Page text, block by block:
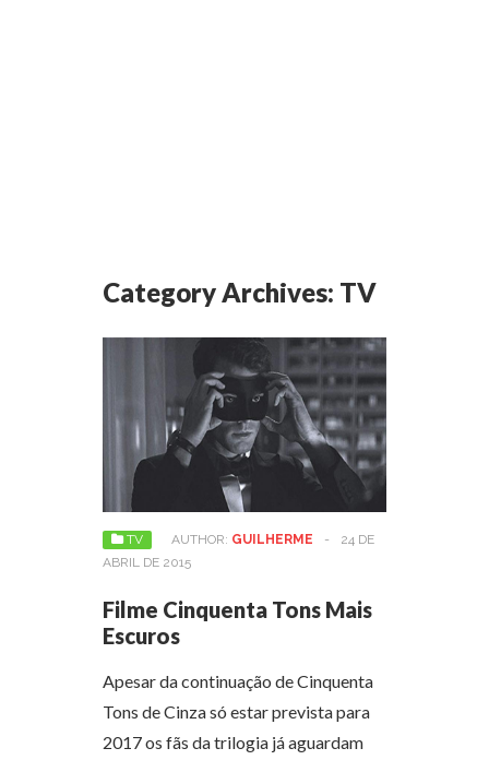
Category Archives: TV
TV AUTHOR: GUILHERME -
24 DE
ABRIL DE 2015
Filme Cinquenta Tons Mais
Escuros
Apesar da continuação de Cinquenta
Tons de Cinza só estar prevista para
2017 os fãs da trilogia já aguardam